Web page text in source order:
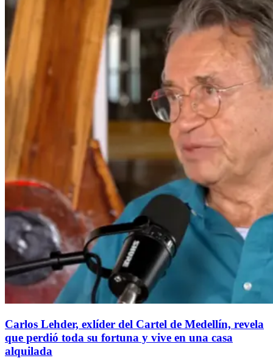
Carlos Lehder, exlíder del Cartel de Medellín, revela
que perdió toda su fortuna y vive en una casa
alquilada